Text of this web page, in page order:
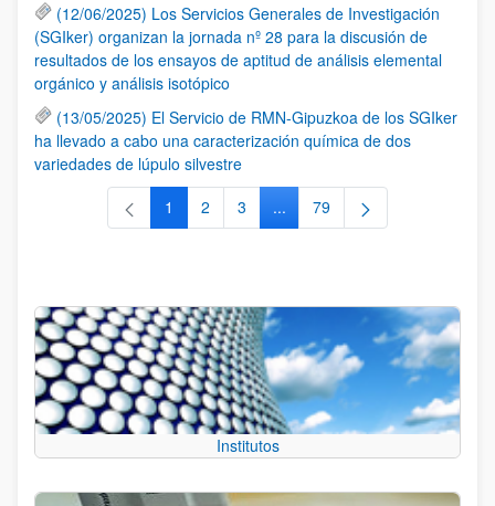
(12/06/2025) Los Servicios Generales de Investigación
(SGIker) organizan la jornada nº 28 para la discusión de
resultados de los ensayos de aptitud de análisis elemental
orgánico y análisis isotópico
(13/05/2025) El Servicio de RMN-Gipuzkoa de los SGIker
ha llevado a cabo una caracterización química de dos
variedades de lúpulo silvestre
Página
1 Página
2 Página
3 ...Páginas intermedias Use TAB
Página
79
Institutos